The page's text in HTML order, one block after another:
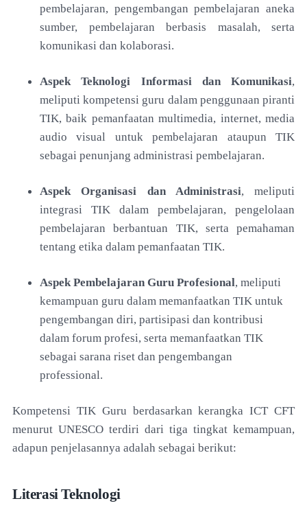
pembelajaran, pengembangan pembelajaran aneka
sumber, pembelajaran berbasis masalah, serta
komunikasi dan kolaborasi.
Aspek Teknologi Informasi dan Komunikasi,
meliputi kompetensi guru dalam penggunaan piranti
TIK, baik pemanfaatan multimedia, internet, media
audio visual untuk pembelajaran ataupun TIK
sebagai penunjang administrasi pembelajaran.
Aspek Organisasi dan Administrasi, meliputi
integrasi TIK dalam pembelajaran, pengelolaan
pembelajaran berbantuan TIK, serta pemahaman
tentang etika dalam pemanfaatan TIK.
Aspek Pembelajaran Guru Profesional, meliputi
kemampuan guru dalam memanfaatkan TIK untuk
pengembangan diri, partisipasi dan kontribusi
dalam forum profesi, serta memanfaatkan TIK
sebagai sarana riset dan pengembangan
professional.
Kompetensi TIK Guru berdasarkan kerangka ICT CFT
menurut UNESCO terdiri dari tiga tingkat kemampuan,
adapun penjelasannya adalah sebagai berikut:
Literasi Teknologi